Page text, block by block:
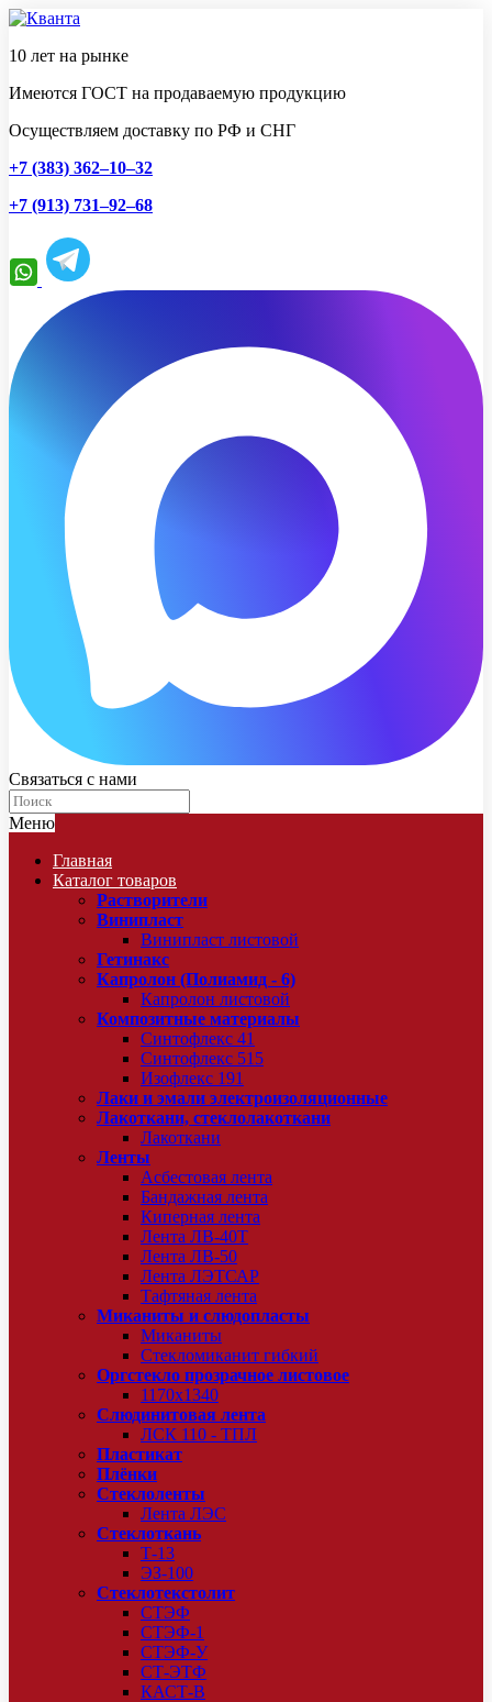
10 лет на рынке
Имеются ГОСТ на продаваемую продукцию
Осуществляем доставку по РФ и СНГ
+7 (383) 362–10–32
+7 (913) 731–92–68
Связаться с нами
Меню
Главная
Каталог товаров
Растворители
Винипласт
Винипласт листовой
Гетинакс
Капролон (Полиамид - 6)
Капролон листовой
Композитные материалы
Синтофлекс 41
Синтофлекс 515
Изофлекс 191
Лаки и эмали электроизоляционные
Лакоткани, стеклолакоткани
Лакоткани
Ленты
Асбестовая лента
Бандажная лента
Киперная лента
Лента ЛВ-40Т
Лента ЛВ-50
Лента ЛЭТСАР
Тафтяная лента
Миканиты и слюдопласты
Миканиты
Стекломиканит гибкий
Оргстекло прозрачное листовое
1170х1340
Слюдинитовая лента
ЛСК 110 - ТПЛ
Пластикат
Плёнки
Стеклоленты
Лента ЛЭС
Стеклоткань
Т-13
ЭЗ-100
Стеклотекстолит
СТЭФ
СТЭФ-1
СТЭФ-У
СТ-ЭТФ
КАСТ-В